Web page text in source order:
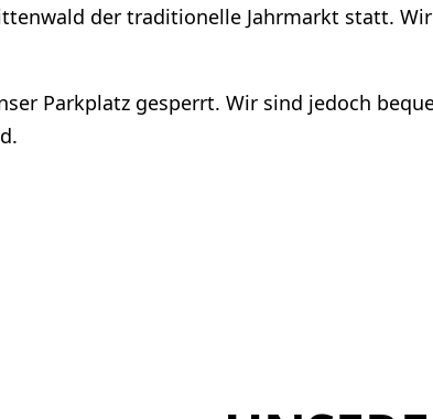
der traditionelle Jahrmarkt statt.
Parkplatz gesperrt. Wir sind jedoch